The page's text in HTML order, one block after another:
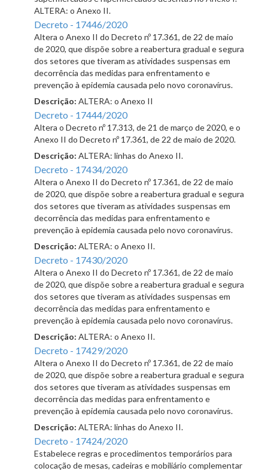
ALTERA: o Anexo II.
Decreto - 17446/2020
Altera o Anexo II do Decreto nº 17.361, de 22 de maio
de 2020, que dispõe sobre a reabertura gradual e segura
dos setores que tiveram as atividades suspensas em
decorrência das medidas para enfrentamento e
prevenção à epidemia causada pelo novo coronavírus.
Descrição: ALTERA: o Anexo II
Decreto - 17444/2020
Altera o Decreto nº 17.313, de 21 de março de 2020, e o
Anexo II do Decreto nº 17.361, de 22 de maio de 2020.
Descrição: ALTERA: linhas do Anexo II.
Decreto - 17434/2020
Altera o Anexo II do Decreto nº 17.361, de 22 de maio
de 2020, que dispõe sobre a reabertura gradual e segura
dos setores que tiveram as atividades suspensas em
decorrência das medidas para enfrentamento e
prevenção à epidemia causada pelo novo coronavírus.
Descrição: ALTERA: o Anexo II.
Decreto - 17430/2020
Altera o Anexo II do Decreto nº 17.361, de 22 de maio
de 2020, que dispõe sobre a reabertura gradual e segura
dos setores que tiveram as atividades suspensas em
decorrência das medidas para enfrentamento e
prevenção à epidemia causada pelo novo coronavírus.
Descrição: ALTERA: o Anexo II.
Decreto - 17429/2020
Altera o Anexo II do Decreto nº 17.361, de 22 de maio
de 2020, que dispõe sobre a reabertura gradual e segura
dos setores que tiveram as atividades suspensas em
decorrência das medidas para enfrentamento e
prevenção à epidemia causada pelo novo coronavírus.
Descrição: ALTERA: linhas do Anexo II.
Decreto - 17424/2020
Estabelece regras e procedimentos temporários para
colocação de mesas, cadeiras e mobiliário complementar